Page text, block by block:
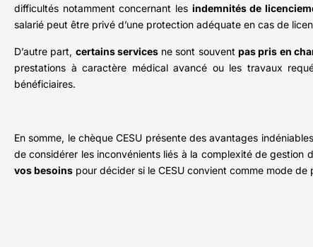
difficultés notamment concernant les indemnités de
salarié peut être privé d’une protection adéquate en cas de
D’autre part, certains servicesne sont souventpas pris en
prestations à caractère médical avancé ou les travaux
bénéficiaires.
En somme, le chèque CESU présente des avantages
de considérer les inconvénients liés à la complexité de gestion
vos besoins pour décider si le CESU convient comme mode de